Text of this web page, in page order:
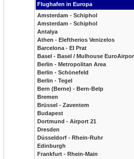
Flughafen in Europa
Amsterdam - Schiphol
Amsterdam - Schiphol
Antalya
Athen - Eleftherios Venizelos
Barcelona - El Prat
Basel - Basel / Mulhouse
Berlin - Metropolitan Area
Berlin - Schönefeld
Berlin - Tegel
Bern (Berne) - Bern-Belp
Bremen
Brüssel - Zaventem
Budapest
Dortmund - Airport 21
Dresden
Düsseldorf - Rhein-Ruhr
Edinburgh
Frankfurt - Rhein-Main